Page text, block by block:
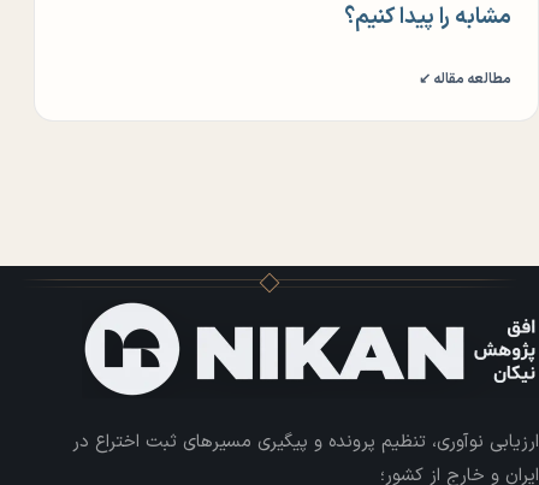
مشابه را پیدا کنیم؟
مطالعه مقاله ↙
ارزیابی نوآوری، تنظیم پرونده و پیگیری مسیرهای ثبت اختراع در
ایران و خارج از کشور؛